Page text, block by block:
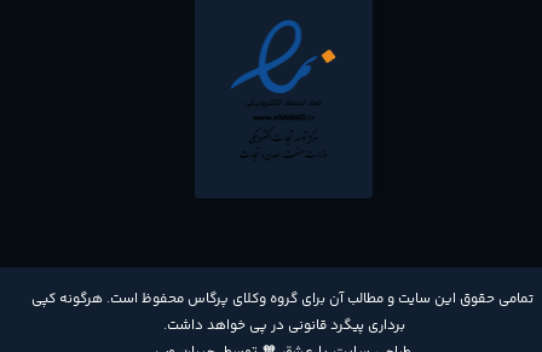
​تمامی حقوق این سایت و مطالب آن برای گروه وکلای پرگاس محفوظ است. هرگونه کپی
برداری پیگرد قانونی در پی خواهد داشت​​​​​​​.